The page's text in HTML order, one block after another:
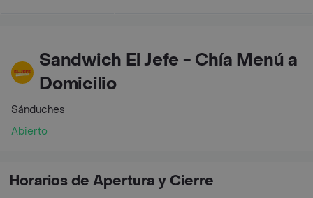
Sandwich El Jefe - Chía Menú a
Domicilio
Sánduches
Abierto
Horarios de Apertura y Cierre